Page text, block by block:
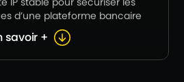
d’une plateforme bancaire
savoir +